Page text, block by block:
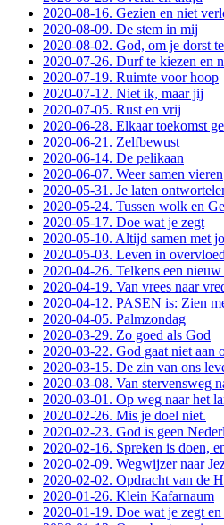
2020-08-16. Gezien en niet
2020-08-09. De stem in mij
2020-08-02. God, om je dorst
2020-07-26. Durf te kiezen en
2020-07-19. Ruimte voor hoop
2020-07-12. Niet ik, maar jij
2020-07-05. Rust en vrij
2020-06-28. Elkaar toekomst
2020-06-21. Zelfbewust
2020-06-14. De pelikaan
2020-06-07. Weer samen vieren
2020-05-31. Je laten
2020-05-24. Tussen wolk en
2020-05-17. Doe wat je zegt
2020-05-10. Altijd samen met
2020-05-03. Leven in overvloed
2020-04-26. Telkens een nieuw
2020-04-19. Van vrees naar
2020-04-12. PASEN is: Zien
2020-04-05. Palmzondag
2020-03-29. Zo goed als God
2020-03-22. God gaat niet aan
2020-03-15. De zin van ons
2020-03-08. Van stervensweg
2020-03-01. Op weg naar het
2020-02-26. Mis je doel niet.
2020-02-23. God is geen
2020-02-16. Spreken is doen,
2020-02-09. Wegwijzer naar
2020-02-02. Opdracht van de
2020-01-26. Klein Kafarnaum
2020-01-19. Doe wat je zegt